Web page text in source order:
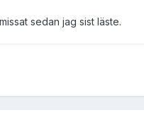
sedan jag sist läste.